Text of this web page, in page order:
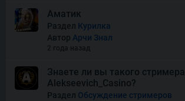
Thor of Asgard
Wishes
Аматик
Раздел Курилка
Автор Арчи Знал
2 года назад
Знаете ли вы такого стримера
Alekseevich_Casino?
Раздел Обсуждение стримеров